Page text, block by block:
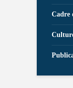
Cadre